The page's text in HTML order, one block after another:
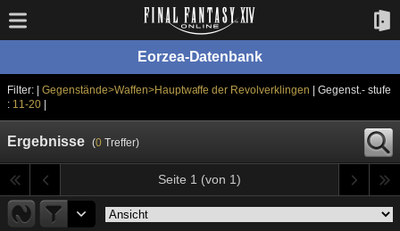
Eorzea-Datenbank
Filter: | Gegenstände>Waffen>Hauptwaffe der Revolverklingen | Gegenst.- stufe
: 11-20|
Ergebnisse (0Treffer)
Seite 1 (von 1)